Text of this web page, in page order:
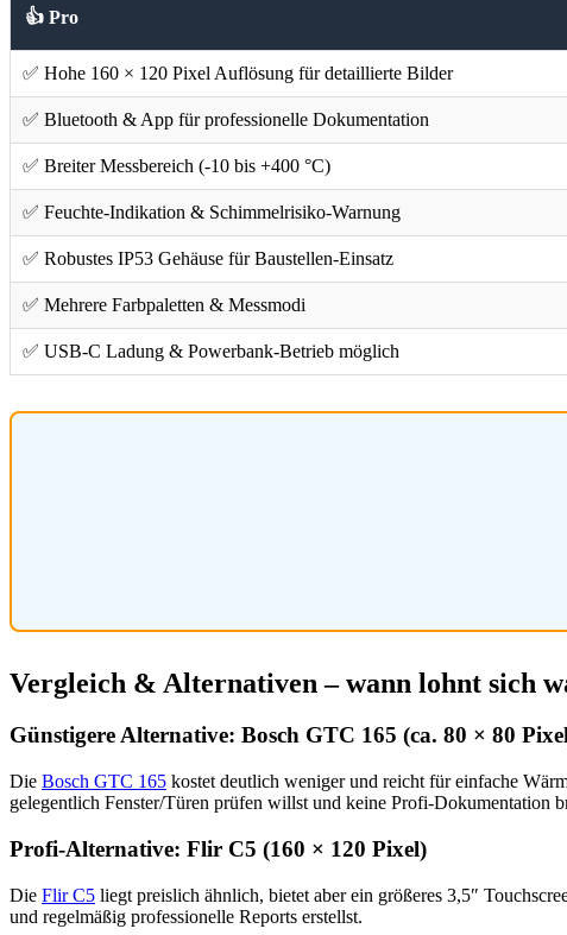
👍 Pro
✅ Hohe 160 × 120 Pixel Auflösung für detaillierte Bilder
✅ Bluetooth & App für professionelle Dokumentation
✅ Breiter Messbereich (-10 bis +400 °C)
✅ Feuchte-Indikation & Schimmelrisiko-Warnung
✅ Robustes IP53 Gehäuse für Baustellen-Einsatz
✅ Mehrere Farbpaletten & Messmodi
✅ USB-C Ladung & Powerbank-Betrieb möglich
Vergleich & Alternativen – wann lohnt sich
Günstigere Alternative: Bosch GTC 165 (ca. 80 × 80
Die Bosch GTC 165 kostet deutlich weniger und reicht für einfache
gelegentlich Fenster/Türen prüfen willst und keine Profi-Dokumentation
Profi-Alternative: Flir C5 (160 × 120 Pixel)
Die Flir C5 liegt preislich ähnlich, bietet aber ein größeres 3,5″
und regelmäßig professionelle Reports erstellst.